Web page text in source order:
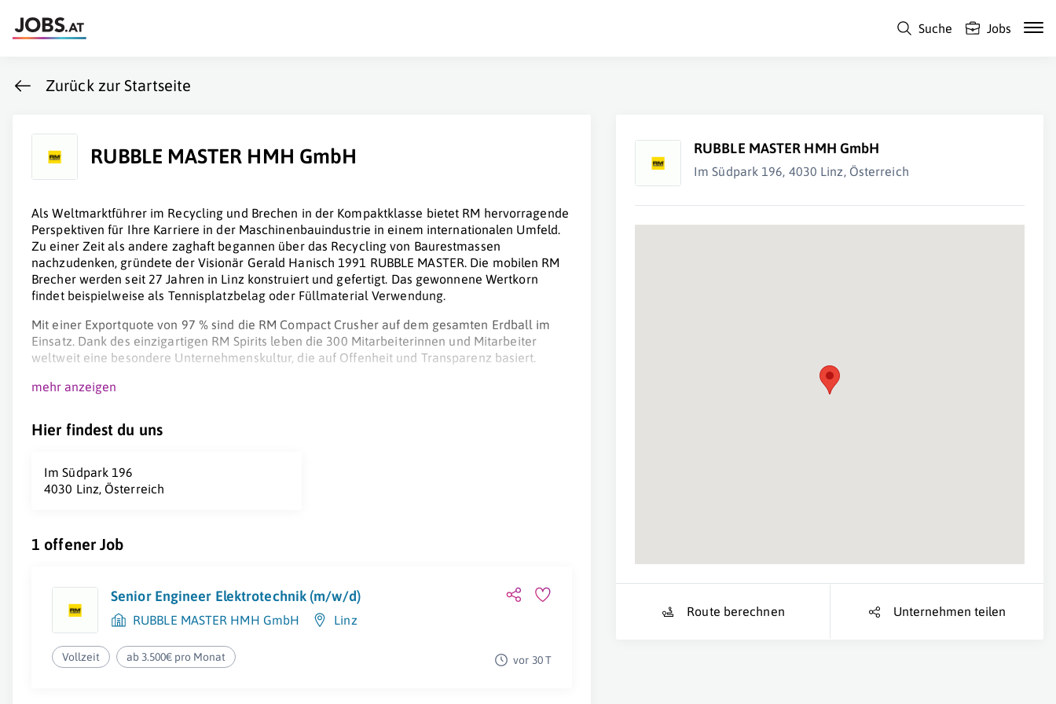
Suche Jobs
Zurück zur Startseite
RUBBLE MASTER HMH GmbH
Als Weltmarktführer im Recycling und Brechen in der Kompaktklasse bietet RM hervorragende
Perspektiven für Ihre Karriere in der Maschinenbauindustrie in einem internationalen Umfeld.
Zu einer Zeit als andere zaghaft begannen über das Recycling von Baurestmassen
nachzudenken, gründete der Visionär Gerald Hanisch 1991 RUBBLE MASTER. Die mobilen RM
Brecher werden seit 27 Jahren in Linz konstruiert und gefertigt. Das gewonnene Wertkorn
findet beispielweise als Tennisplatzbelag oder Füllmaterial Verwendung.
Mit einer Exportquote von 97 % sind die RM Compact Crusher auf dem gesamten Erdball im
Einsatz. Dank des einzigartigen RM Spirits leben die 300 Mitarbeiterinnen und Mitarbeiter
weltweit eine besondere Unternehmenskultur, die auf Offenheit und Transparenz basiert.
mehr anzeigen
Hier findest du uns
Im Südpark 196
4030 Linz, Österreich
1 offener Job
Senior Engineer Elektrotechnik (m/w/d)
RUBBLE MASTER HMH GmbH Linz
Vollzeit ab 3.500€ pro Monat vor 30 T
RUBBLE MASTER HMH GmbH
Im Südpark 196, 4030 Linz, Österreich
Route berechnen Unternehmen teilen